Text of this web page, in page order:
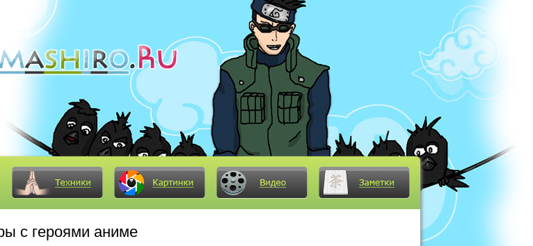
с героями аниме